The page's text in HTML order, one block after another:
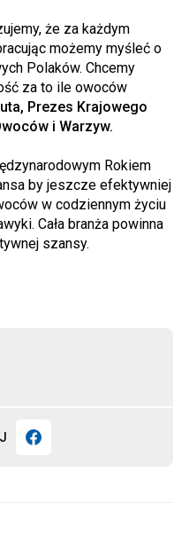
że za każdym
możemy myśleć o
Polaków. Chcemy
za to ile owoców
Prezes Krajowego
i Warzyw.
Rokiem
by jeszcze efektywniej
w codziennym życiu
Cała branża powinna
szansy.